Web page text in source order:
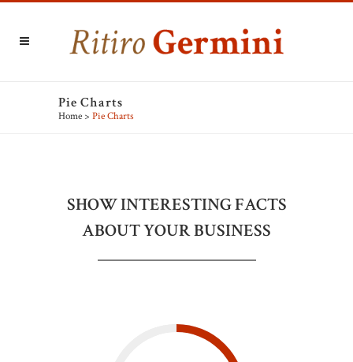
Pie Charts
Home > Pie Charts
SHOW INTERESTING FACTS
ABOUT YOUR BUSINESS